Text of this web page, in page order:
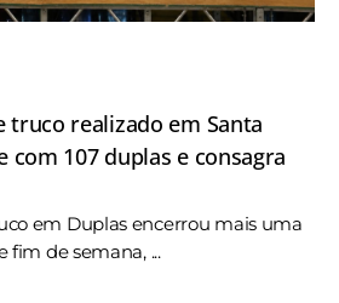
truco realizado em Santa
com 107 duplas e consagra
em Duplas encerrou mais uma
fim de semana, ...